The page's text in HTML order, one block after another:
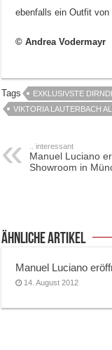
ebenfalls ein Outfit von
© Andrea Vodermayr
Tags EXKLUSIVSTE
VIKTORIA LAUTERBACH
.. interessant
Manuel Luciano
Showroom in
ähnliche Artikel
Manuel Luciano
14. August 2012